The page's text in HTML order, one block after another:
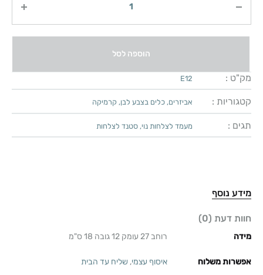
הוספה לסל
מק"ט : E12
קטגוריות : אביזרים, כלים בצבע לבן, קרמיקה
תגים : מעמד לצלחות נוי, סטנד לצלחות
מידע נוסף
חוות דעת (0)
מידה רוחב 27 עומק 12 גובה 18 ס"מ
אפשרות משלוח איסוף עצמי, שליח עד הבית